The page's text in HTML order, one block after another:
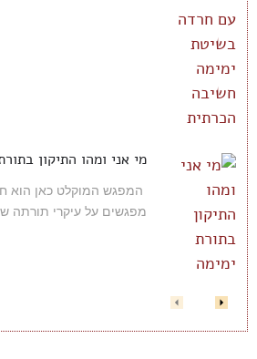
מי אני ומהו התיקון
המפגש המוקלט כאן הוא
מפגשים על עיקרי תורתה